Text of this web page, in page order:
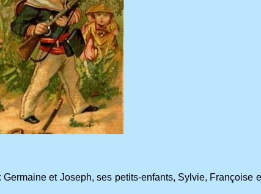
et Joseph, ses petits-enfants, Sylvie, Françoise